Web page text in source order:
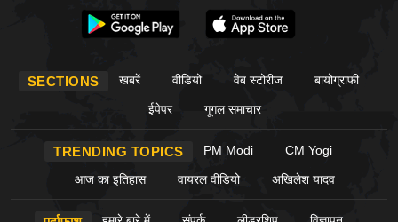
SECTIONS खबरें वीडियो वेब स्टोरीज बायोग्राफी
ईपेपर गूगल समाचार
TRENDING TOPICS PM Modi CM Yogi
आज का इतिहास वायरल वीडियो अखिलेश यादव